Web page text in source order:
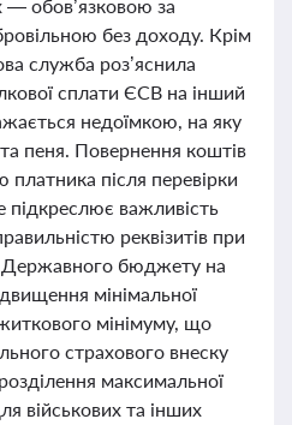
— обов’язковою за
без доходу. Крім
служба роз’яснила
сплати ЄСВ на інший
недоїмкою, на яку
пеня. Повернення коштів
після перевірки
важливість
реквізитів при
Державного бюджету на
мінімальної
мінімуму, що
страхового внеску
максимальної
військових та інших